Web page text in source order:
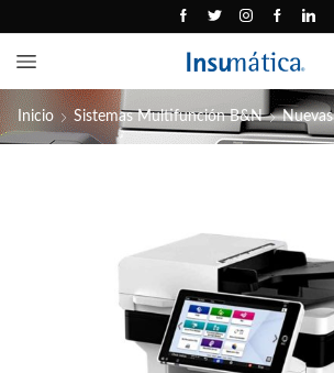
Inicio Sistemas Multifunción B&N Nuevas